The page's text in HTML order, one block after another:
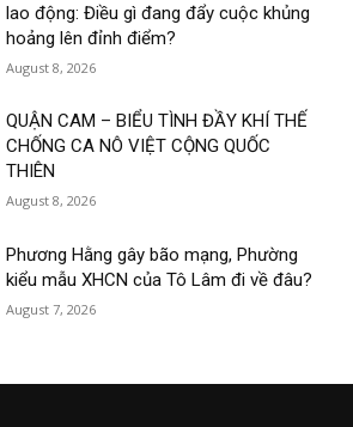
lao động: Điều gì đang đẩy cuộc khủng
hoảng lên đỉnh điểm?
August 8, 2026
QUẬN CAM – BIỂU TÌNH ĐẦY KHÍ THẾ
CHỐNG CA NÔ VIỆT CỘNG QUỐC
THIÊN
August 8, 2026
Phương Hằng gây bão mạng, Phường
kiểu mẫu XHCN của Tô Lâm đi về đâu?
August 7, 2026